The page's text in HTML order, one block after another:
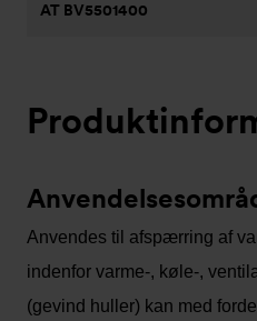
AT BV5501400
Anvendes til afspærring af
indenfor varme-, køle-,
(gevind huller) kan med